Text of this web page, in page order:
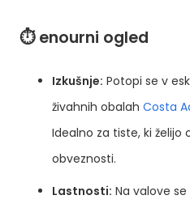
⏱️ enourni ogled
Izkušnje: Potopi se v
živahnih obalah Costa
Idealno za tiste, ki želijo
obveznosti.
Lastnosti: Na valove